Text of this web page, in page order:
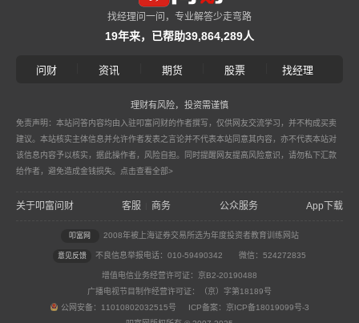
找经理问一问，专业解答少走弯路
19年来，已帮助39,864,289人
问财 资讯 期货 股票 找经理
理财有风险，投资需谨慎
免责声明：本站问答内容均由入驻叩富问财的作者撰写，仅供网友交流学习，并不构成买卖
建议。本站核实主体信息并允许作者发表之言论并不代表本站同意其内容，亦不代表本站对
该信息内容予以核实，据此操作者，风险自担。同时提醒网友提高风险意识，请勿私下汇款
给作者，避免造成金钱损失。 点击查看全部>
关于叩富问财 客服 商务 公众服务 App下载
叩富网 2008年被上海证券交易所选为年度投资者教育训练网站
意见反馈 不良信息举报电话：010-59490342 微信：524272835
增值电信业务经营许可证：京B2-20190488
广播电视节目制作经营许可证：（京）字第18189号
公网安备：11010802032515号 ICP备案：京ICP备18019099号-3